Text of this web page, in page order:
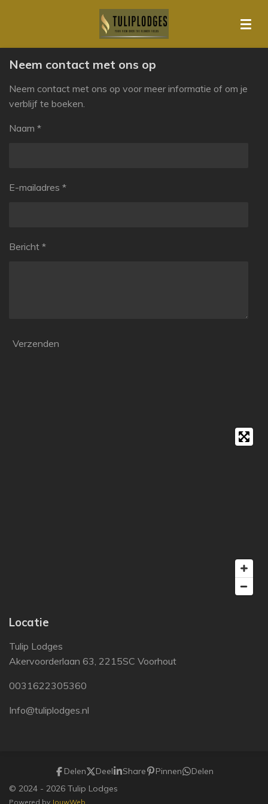
Neem contact met ons op
Neem contact met ons op voor meer informatie of om je
verblijf te boeken.
Naam *
E-mailadres *
Bericht *
Verzenden
Locatie
Tulip Lodges
Akervoorderlaan 63, 2215SC Voorhout
0031622305360
Info@tuliplodges.nl
Delen Deel Share Pinnen
Delen
© 2024 - 2026 Tulip Lodges
Powered by JouwWeb